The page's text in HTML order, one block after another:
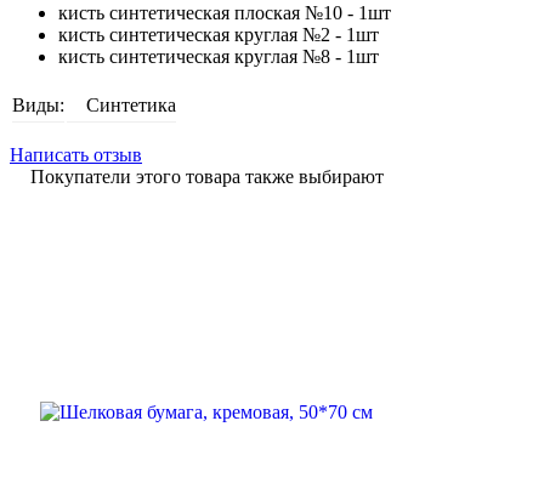
кисть синтетическая плоская №10 - 1шт
кисть синтетическая круглая №2 - 1шт
кисть синтетическая круглая №8 - 1шт
Виды: Синтетика
Написать отзыв
Покупатели этого товара также выбирают